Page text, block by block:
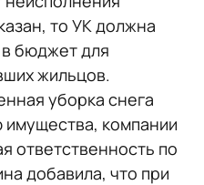
то УК должна
бюджет для
жильцов.
уборка снега
компании
ответственность по
добавила, что при